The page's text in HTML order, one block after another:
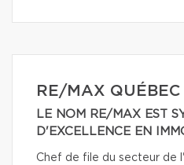
RE/MAX QUÉBEC
LE NOM RE/MAX EST
D'EXCELLENCE EN
Chef de file du secteur de